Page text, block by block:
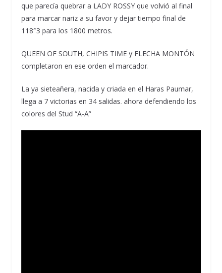
que parecía quebrar a LADY ROSSY que volvió al final
para marcar nariz a su favor y dejar tiempo final de
118″3 para los 1800 metros.
QUEEN OF SOUTH, CHIPIS TIME y FLECHA MONTÓN
completaron en ese orden el marcador.
La ya sieteañera, nacida y criada en el Haras Paumar,
llega a 7 victorias en 34 salidas. ahora defendiendo los
colores del Stud “A-A”